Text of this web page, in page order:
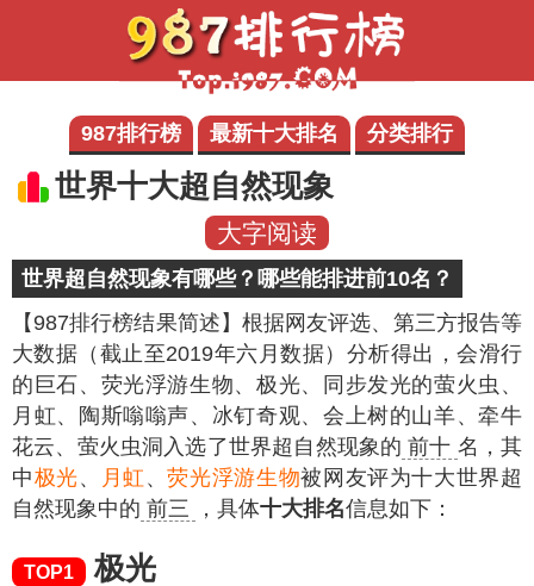
987排行榜 最新十大排名 分类排行
世界十大超自然现象
大字阅读
世界超自然现象有哪些？哪些能排进前10名？
【987排行榜结果简述】 根据网友评选、第三方报告等
大数据（截止至2019年六月数据）分析得出，会滑行
的巨石、荧光浮游生物、极光、同步发光的萤火虫、
月虹、陶斯嗡嗡声、冰钉奇观、会上树的山羊、牵牛
花云、萤火虫洞入选了世界超自然现象的 前十 名，其
中极光、 月虹 、荧光浮游生物被网友评为十大世界超
自然现象中的 前三 ，具体十大排名信息如下：
TOP1 极光